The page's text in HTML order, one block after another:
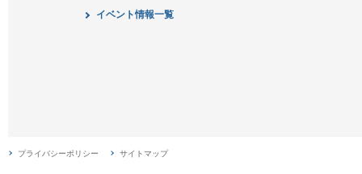
イベント情報一覧
プライバシーポリシー サイトマップ